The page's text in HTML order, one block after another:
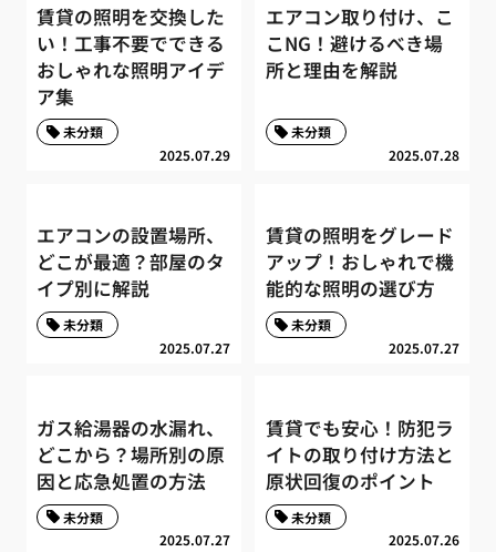
賃貸の照明を交換した
い！工事不要でできる
おしゃれな照明アイデ
ア集
2025.07.29
未分類
エアコン取り付け、こ
こNG！避けるべき場
所と理由を解説
2025.07.28
未分類
エアコンの設置場所、
どこが最適？部屋のタ
イプ別に解説
2025.07.27
未分類
賃貸の照明をグレード
アップ！おしゃれで機
能的な照明の選び方
2025.07.27
未分類
ガス給湯器の水漏れ、
どこから？場所別の原
因と応急処置の方法
2025.07.27
未分類
賃貸でも安心！防犯ラ
イトの取り付け方法と
原状回復のポイント
2025.07.26
未分類